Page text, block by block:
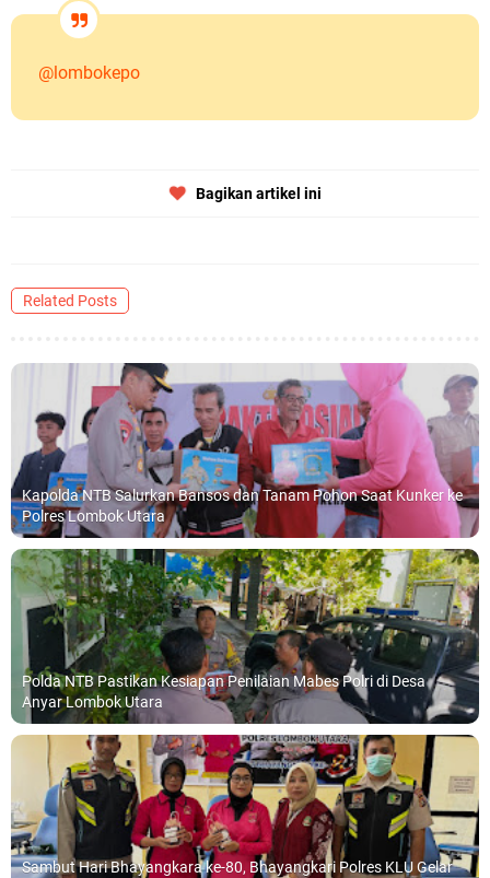
@lombokepo
Bagikan artikel ini
Related Posts
Kapolda NTB Salurkan Bansos dan Tanam Pohon Saat Kunker ke
Polres Lombok Utara
Polda NTB Pastikan Kesiapan Penilaian Mabes Polri di Desa
Anyar Lombok Utara
Sambut Hari Bhayangkara ke-80, Bhayangkari Polres KLU Gelar